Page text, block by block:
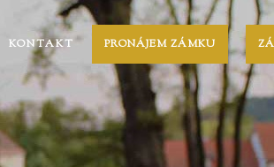
KONTAKT PRONÁJEM ZÁMKU